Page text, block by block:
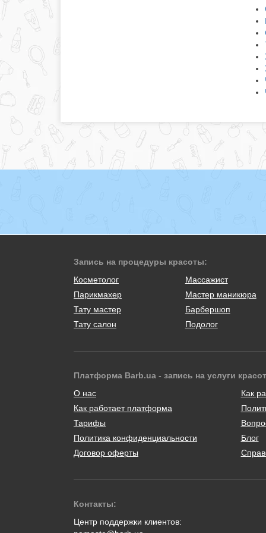
Запись на процедуры красоты:
Косметолог
Массажист
Парикмахер
Мастер маникюра
Тату мастер
Барбершоп
Тату салон
Подолог
Платформа Barb.ua - запись на услуги
О нас
Как работает платформа
Тарифы
Политика конфиденциальности
Договор оферты
Как
Блог
Контакты:
Центр поддержки клиентов: